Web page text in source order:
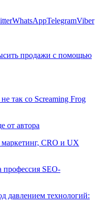
WhatsAppTelegramViber
продажи с помощью
так со Screaming Frog
от автора
CRO и UX
SEO-
давлением технологий: